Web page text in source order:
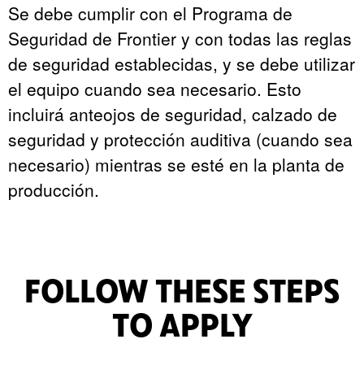
Se debe cumplir con el Programa de
Seguridad de Frontier y con todas las reglas
de seguridad establecidas, y se debe utilizar
el equipo cuando sea necesario. Esto
incluirá anteojos de seguridad, calzado de
seguridad y protección auditiva (cuando sea
necesario) mientras se esté en la planta de
producción.
FOLLOW THESE STEPS
TO APPLY